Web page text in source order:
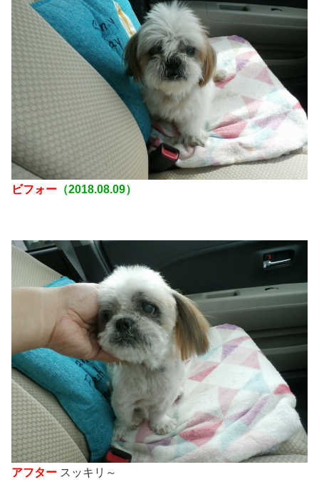
ビフォー （2018.08.09）
アフター スッキリ～